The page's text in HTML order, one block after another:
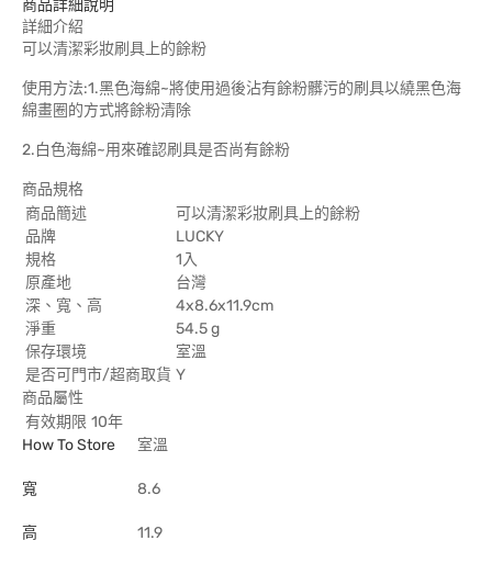
商品詳細說明
詳細介紹
可以清潔彩妝刷具上的餘粉
使用方法:1.黑色海綿~將使用過後沾有餘粉髒污的刷具以繞黑色海
綿畫圈的方式將餘粉清除
2.白色海綿~用來確認刷具是否尚有餘粉
商品規格
商品簡述
可以清潔彩妝刷具上的餘粉
品牌
LUCKY
規格
1入
原產地
台灣
深、寬、高
4x8.6x11.9cm
淨重
54.5 g
保存環境
室溫
是否可門市/超商取貨 Y
商品屬性
有效期限 10年
How To Store
室溫
寬 8.6
高 11.9